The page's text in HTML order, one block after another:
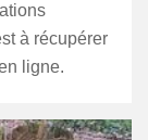
à récupérer
ligne.